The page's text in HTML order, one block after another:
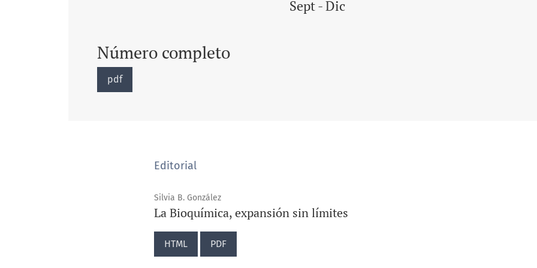
Sept - Dic
Número completo
pdf
Editorial
Silvia B. González
La Bioquímica, expansión sin límites
HTML PDF